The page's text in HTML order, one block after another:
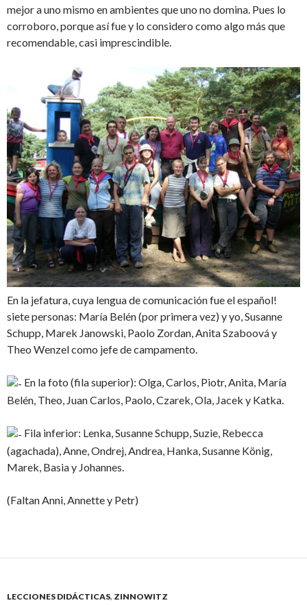
mejor a uno mismo en ambientes que uno no domina. Pues lo
corroboro, porque así fue y lo considero como algo más que
recomendable, casi imprescindible.
En la jefatura, cuya lengua de comunicación fue el español!
siete personas: María Belén (por primera vez) y yo, Susanne
Schupp, Marek Janowski, Paolo Zordan, Anita Szaboová y
Theo Wenzel como jefe de campamento.
En la foto (fila superior): Olga, Carlos, Piotr, Anita, María
Belén, Theo, Juan Carlos, Paolo, Czarek, Ola, Jacek y Katka.
Fila inferior: Lenka, Susanne Schupp, Suzie, Rebecca
(agachada), Anne, Ondrej, Andrea, Hanka, Susanne König,
Marek, Basia y Johannes.
(Faltan Anni, Annette y Petr)
LECCIONES DIDÁCTICAS, ZINNOWITZ